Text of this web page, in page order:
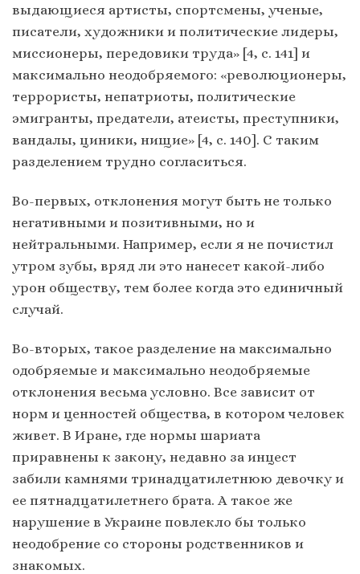
выдающиеся артисты, спортсмены, ученые,
писатели, художники и политические лидеры,
миссионеры, передовики труда» [4, c. 141] и
максимально неодобряемого: «революционеры,
террористы, непатриоты, политические
эмигранты, предатели, атеисты, преступники,
вандалы, циники, нищие» [4, c. 140]. С таким
разделением трудно согласиться.
Во-первых, отклонения могут быть не только
негативными и позитивными, но и
нейтральными. Например, если я не почистил
утром зубы, вряд ли это нанесет какой-либо
урон обществу, тем более когда это единичный
случай.
Во-вторых, такое разделение на максимально
одобряемые и максимально неодобряемые
отклонения весьма условно. Все зависит от
норм и ценностей общества, в котором человек
живет. В Иране, где нормы шариата
приравнены к закону, недавно за инцест
забили камнями тринадцатилетнюю девочку и
ее пятнадцатилетнего брата. А такое же
нарушение в Украине повлекло бы только
неодобрение со стороны родственников и
знакомых.